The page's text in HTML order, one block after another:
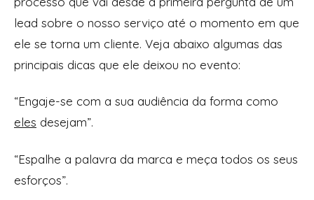
lead sobre o nosso serviço até o momento em que
ele se torna um cliente. Veja abaixo algumas das
principais dicas que ele deixou no evento:
“Engaje-se com a sua audiência da forma como
eles desejam”.
“Espalhe a palavra da marca e meça todos os seus
esforços”.